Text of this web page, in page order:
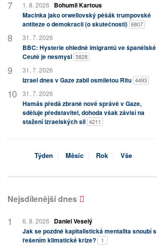
1. 8. 2026
Bohumil Kartous
Macinka jako orwellovský pěšák trumpovské
antiteze o demokracii (o skutečnosti) 6807
31. 7. 2026
BBC: Hysterie ohledně imigrantů ve španělské
Ceutě je nesmysl 5828
31. 7. 2026
Izrael dnes v Gaze zabil osmiletou Ritu 4493
31. 7. 2026
Hamás předá zbraně nové správě v Gaze,
sděluje představitel, dohoda však závisí na
stažení izraelských sil 4211
Týden Měsíc Rok Vše
Nejsdílenější dnes
6. 8. 2026
Daniel Veselý
Jak se pozdně kapitalistická mentalita snoubí s
řešením klimatické krize?
1